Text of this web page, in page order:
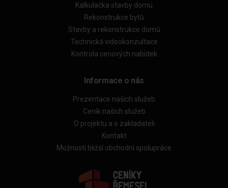
Kalkulačka stavby domu
Rekonstrukce bytů
Stavby a rekonstrukce domů
Technická videokonzultace
Kontrola cenových nabídek
Informace o nás
Prezentace našich služeb
Ceník našich služeb
O projektu a o zakladateli
Kontakt
Možnosti bližší obchodní spolupráce